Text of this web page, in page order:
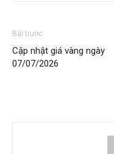
Bài trước
Cập nhật giá vàng ngày
07/07/2026